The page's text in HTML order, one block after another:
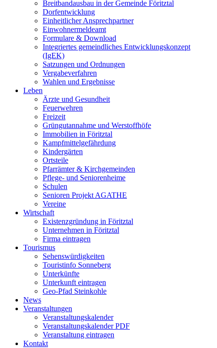
Breitbandausbau in der Gemeinde Föritztal
Dorfentwicklung
Einheitlicher Ansprechpartner
Einwohnermeldeamt
Formulare & Download
Integriertes gemeindliches Entwicklungskonzept
(IgEK)
Satzungen und Ordnungen
Vergabeverfahren
Wahlen und Ergebnisse
Leben
Ärzte und Gesundheit
Feuerwehren
Freizeit
Grüngutannahme und Werstoffhöfe
Immobilien in Föritztal
Kampfmittelgefährdung
Kindergärten
Ortsteile
Pfarrämter & Kirchgemeinden
Pflege- und Seniorenheime
Schulen
Senioren Projekt AGATHE
Vereine
Wirtschaft
Existenzgründung in Föritztal
Unternehmen in Föritztal
Firma eintragen
Tourismus
Sehenswürdigkeiten
Touristinfo Sonneberg
Unterkünfte
Unterkunft eintragen
Geo-Pfad Steinkohle
News
Veranstaltungen
Veranstaltungskalender
Veranstaltungskalender PDF
Veranstaltung eintragen
Kontakt